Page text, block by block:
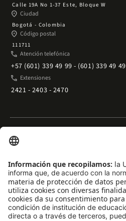
Calle 19A No 1-37 Este, Bloque W
place Ciudad
Bogotá - Colombia
place Código postal
111711
phone Atención telefónica
+57 (601) 339 49 99 - (601) 339 49 49
phone Extensiones
2421 - 2403 - 2470
Enlaces rápidos
Trabaje con nosotrosarrow_outward
Emergenciasarrow_outward
Preguntas frecuentesarrow_outward